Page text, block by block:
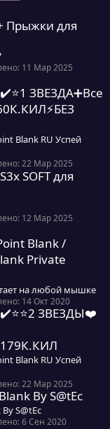
Прыжки для
11 Мар 2025
ЗВЕЗДА➕Все
Blank RU Успей
22 Мар 2025
SOFT для
12 Мар 2025
Blank /
Private
на любой мышке
14 Окт 2020
ЗВЕЗДЫ❤️
Blank RU Успей
22 Мар 2025
By S@tEc
S@tEc
6 Сен 2020